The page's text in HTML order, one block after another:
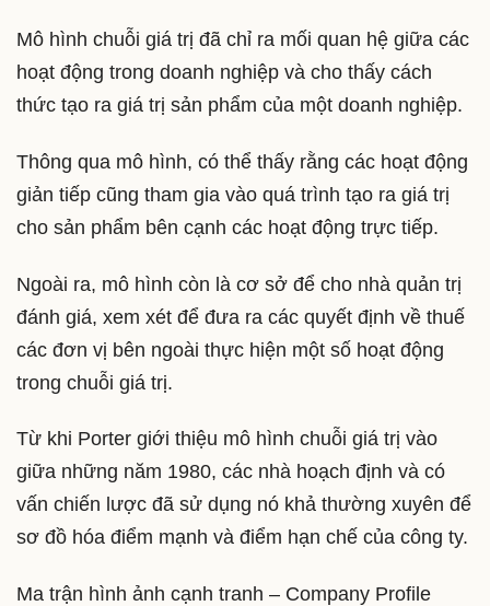
Mô hình chuỗi giá trị đã chỉ ra mối quan hệ giữa các
hoạt động trong doanh nghiệp và cho thấy cách
thức tạo ra giá trị sản phẩm của một doanh nghiệp.
Thông qua mô hình, có thể thấy rằng các hoạt động
giản tiếp cũng tham gia vào quá trình tạo ra giá trị
cho sản phẩm bên cạnh các hoạt động trực tiếp.
Ngoài ra, mô hình còn là cơ sở để cho nhà quản trị
đánh giá, xem xét để đưa ra các quyết định về thuế
các đơn vị bên ngoài thực hiện một số hoạt động
trong chuỗi giá trị.
Từ khi Porter giới thiệu mô hình chuỗi giá trị vào
giữa những năm 1980, các nhà hoạch định và có
vấn chiến lược đã sử dụng nó khả thường xuyên để
sơ đồ hóa điểm mạnh và điểm hạn chế của công ty.
Ma trận hình ảnh cạnh tranh – Company Profile